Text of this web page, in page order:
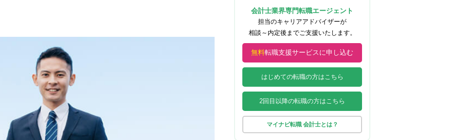
事業会社東海
会計士業界専門転職エージェント
担当のキャリアアドバイザーが
相談～内定後までご支援いたします。
無料転職支援サービスに申し込む
はじめての転職の方はこちら
2回目以降の転職の方はこちら
マイナビ転職 会計士とは？